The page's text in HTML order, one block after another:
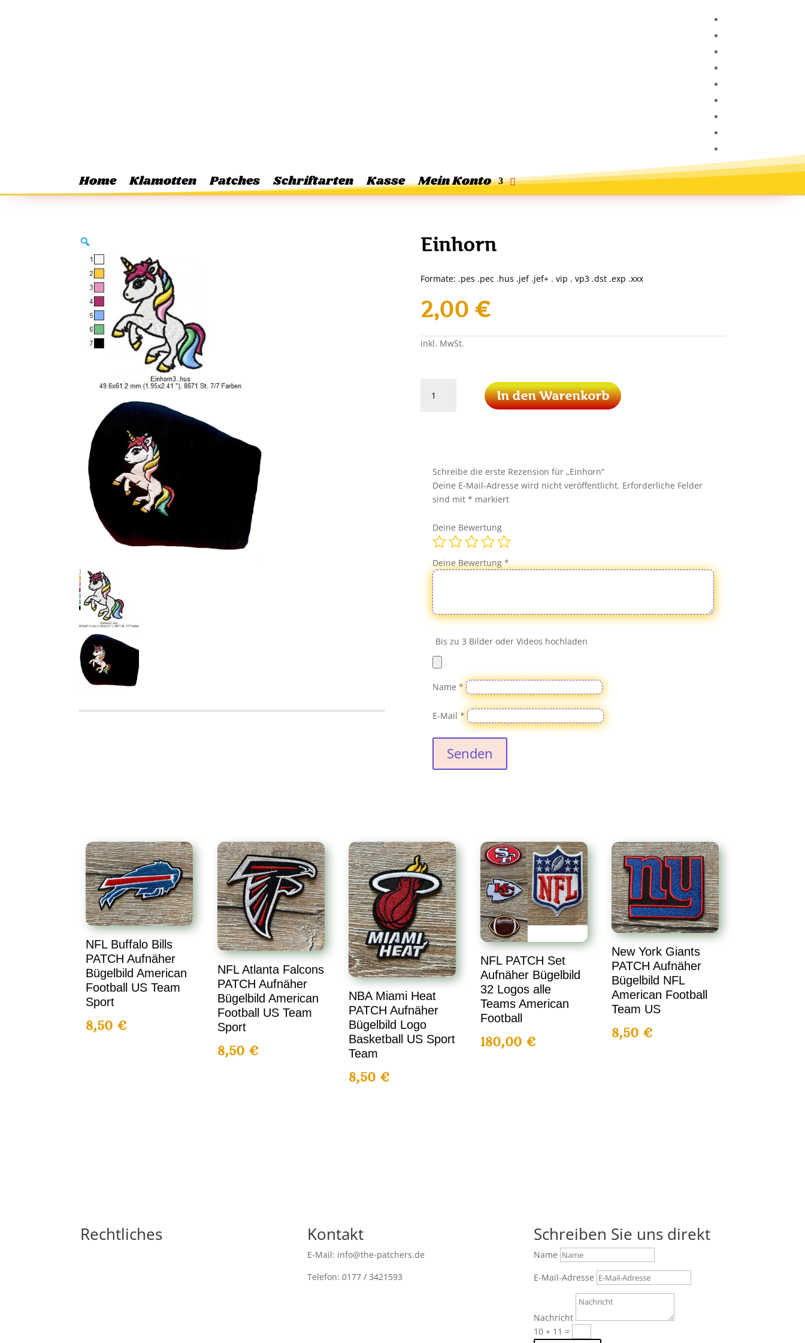
Home Klamotten Patches Schriftarten Kasse Mein Konto
Einhorn
Formate: .pes .pec .hus .jef .jef+ . vip . vp3 .dst .exp .xxx
2,00 €
inkl. MwSt.
Menge
In den Warenkorb
Schreibe die erste Rezension für „Einhorn“
Deine E-Mail-Adresse wird nicht veröffentlicht. Erforderliche Felder
sind mit* markiert
Deine Bewertung
Deine Bewertung*
Bis zu 3 Bilder oder Videos hochladen
Name*
E-Mail*
Senden
NFL Buffalo Bills
PATCH Aufnäher
Bügelbild American
Football US Team
Sport
8,50 €
NFL Atlanta Falcons
PATCH Aufnäher
Bügelbild American
Football US Team
Sport
8,50 €
NBA Miami Heat
PATCH Aufnäher
Bügelbild Logo
Basketball US Sport
Team
8,50€
NFL PATCH Set
Aufnäher Bügelbild
32 Logos alle
Teams American
Football
180,00 €
New York Giants
PATCH Aufnäher
Bügelbild NFL
American Football
Team US
8,50€
Rechtliches Kontakt
E-Mail: info@the-patchers.de
Telefon: 0177 / 3421593
Schreiben Sie uns direkt
Name
E-Mail-Adresse
Nachricht
10 + 11 =